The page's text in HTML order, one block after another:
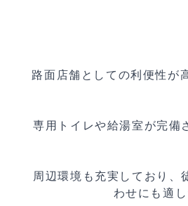
路面店舗としての利便性が
専用トイレや給湯室が完備
周辺環境も充実しており、
わせにも適